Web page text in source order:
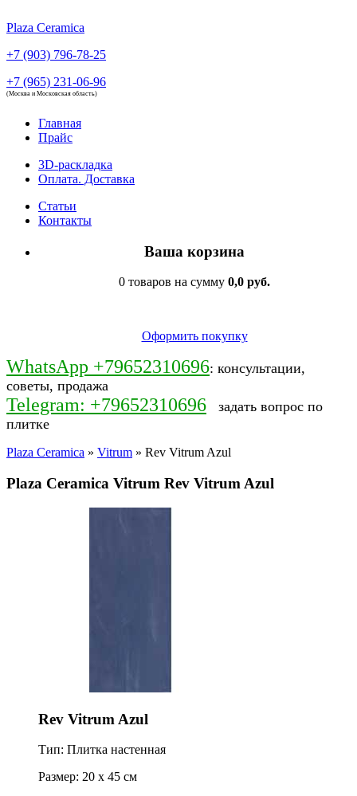
Plaza Ceramica
+7 (903) 796-78-25
+7 (965) 231-06-96
(Москва и Московская область)
Главная
Прайс
3D-раскладка
Оплата. Доставка
Статьи
Контакты
Ваша корзина
0 товаров на сумму 0,0 руб.
Оформить покупку
WhatsApp +79652310696: консультации,
советы, продажа
Telegram: +79652310696
задать вопрос по
плитке
Plaza Ceramica » Vitrum » Rev Vitrum Azul
Plaza Ceramica Vitrum Rev Vitrum Azul
Rev Vitrum Azul
Тип: Плитка настенная
Размер: 20 x 45 см